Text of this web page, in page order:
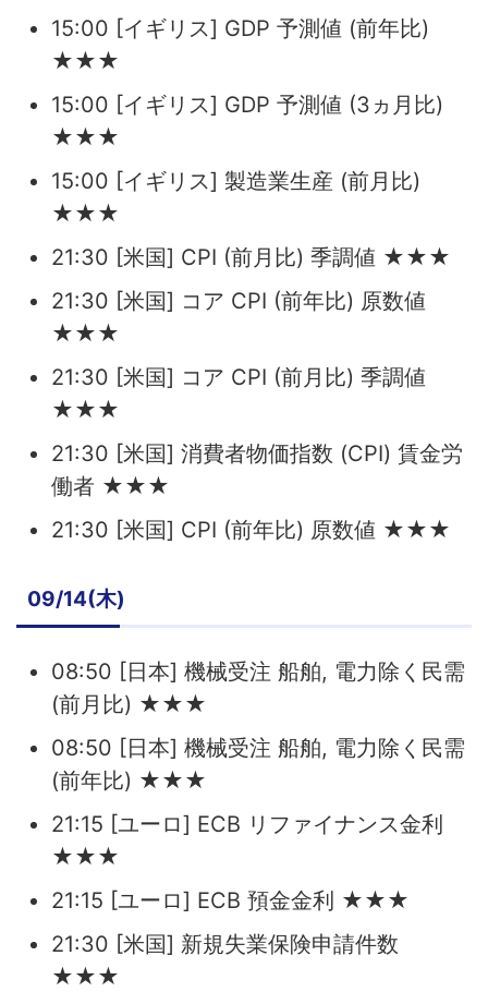
15:00 [イギリス] GDP 予測値 (前年比)
★★★
15:00 [イギリス] GDP 予測値 (3ヵ月比)
★★★
15:00 [イギリス] 製造業生産 (前月比)
★★★
21:30 [米国] CPI (前月比) 季調値 ★★★
21:30 [米国] コア CPI (前年比) 原数値
★★★
21:30 [米国] コア CPI (前月比) 季調値
★★★
21:30 [米国] 消費者物価指数 (CPI) 賃金労
働者 ★★★
21:30 [米国] CPI (前年比) 原数値 ★★★
09/14(木)
08:50 [日本] 機械受注 船舶, 電力除く民需
(前月比) ★★★
08:50 [日本] 機械受注 船舶, 電力除く民需
(前年比) ★★★
21:15 [ユーロ] ECB リファイナンス金利
★★★
21:15 [ユーロ] ECB 預金金利 ★★★
21:30 [米国] 新規失業保険申請件数
★★★